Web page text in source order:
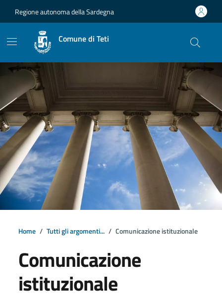
Regione autonoma della Sardegna
Comune di Teti
Home Tutti gli argomenti... Comunicazione istituzionale
Comunicazione
istituzionale